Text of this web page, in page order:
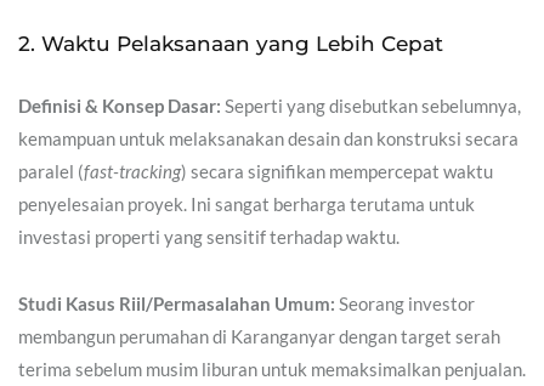
2. Waktu Pelaksanaan yang Lebih Cepat
Definisi & Konsep Dasar: Seperti yang disebutkan sebelumnya,
kemampuan untuk melaksanakan desain dan konstruksi secara
paralel (fast-tracking) secara signifikan mempercepat waktu
penyelesaian proyek. Ini sangat berharga terutama untuk
investasi properti yang sensitif terhadap waktu.
Studi Kasus Riil/Permasalahan Umum: Seorang investor
membangun perumahan di Karanganyar dengan target serah
terima sebelum musim liburan untuk memaksimalkan penjualan.